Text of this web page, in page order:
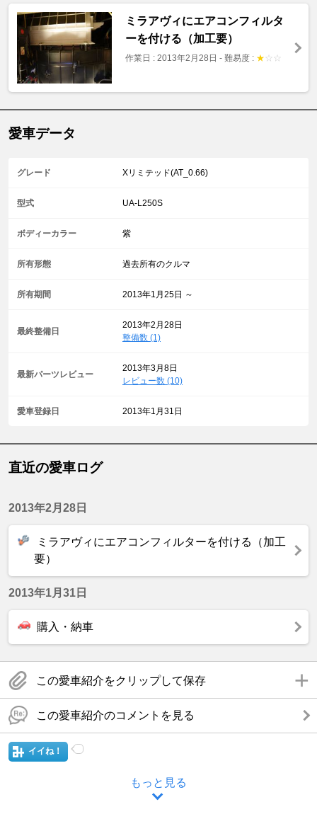
ミラアヴィにエアコンフィルタ
ーを付ける（加工要）
作業日 : 2013年2月28日 - 難易度 : ★ ☆ ☆
愛車データ
グレード Xリミテッド(AT_0.66)
型式 UA-L250S
ボディーカラー 紫
所有形態 過去所有のクルマ
所有期間 2013年1月25日 ～
最終整備日
2013年2月28日
整備数 (1)
最新パーツレビュー
2013年3月8日
レビュー数 (10)
愛車登録日 2013年1月31日
直近の愛車ログ
2013年2月28日
ミラアヴィにエアコンフィルターを付ける（加工
要）
2013年1月31日
購入・納車
この愛車紹介をクリップして保存
この愛車紹介のコメントを見る
イイね！
もっと見る